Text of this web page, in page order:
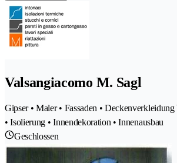
Valsangiacomo M. Sagl
Gipser • Maler • Fassaden •
• Isolierung • Innendekoration • Innenausbau
Geschlossen